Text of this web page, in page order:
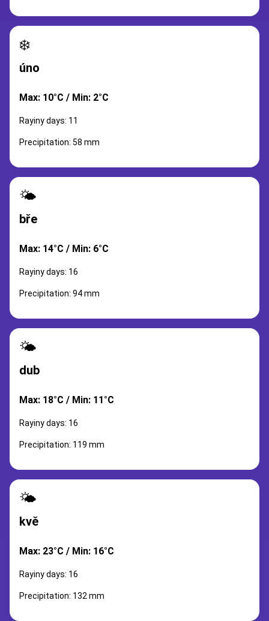
❄️
úno
Max: 10°C / Min: 2°C
Rayiny days: 11
Precipitation: 58 mm
🌤️
bře
Max: 14°C / Min: 6°C
Rayiny days: 16
Precipitation: 94 mm
🌤️
dub
Max: 18°C / Min: 11°C
Rayiny days: 16
Precipitation: 119 mm
🌤️
kvě
Max: 23°C / Min: 16°C
Rayiny days: 16
Precipitation: 132 mm